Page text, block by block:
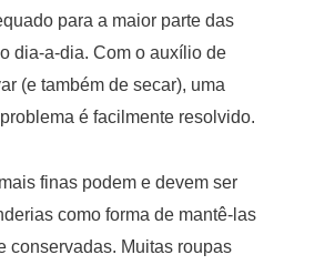
para a maior parte das
dia-a-dia. Com o auxílio de
(e também de secar), uma
é facilmente resolvido.
finas podem e devem ser
como forma de mantê-las
conservadas. Muitas roupas